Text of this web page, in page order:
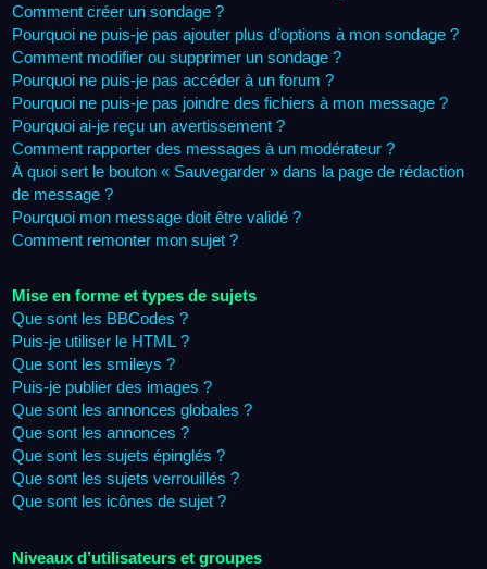
Comment créer un sondage ?
Pourquoi ne puis-je pas ajouter plus d’options à mon sondage ?
Comment modifier ou supprimer un sondage ?
Pourquoi ne puis-je pas accéder à un forum ?
Pourquoi ne puis-je pas joindre des fichiers à mon message ?
Pourquoi ai-je reçu un avertissement ?
Comment rapporter des messages à un modérateur ?
À quoi sert le bouton « Sauvegarder » dans la page de rédaction
de message ?
Pourquoi mon message doit être validé ?
Comment remonter mon sujet ?
Mise en forme et types de sujets
Que sont les BBCodes ?
Puis-je utiliser le HTML ?
Que sont les smileys ?
Puis-je publier des images ?
Que sont les annonces globales ?
Que sont les annonces ?
Que sont les sujets épinglés ?
Que sont les sujets verrouillés ?
Que sont les icônes de sujet ?
Niveaux d’utilisateurs et groupes